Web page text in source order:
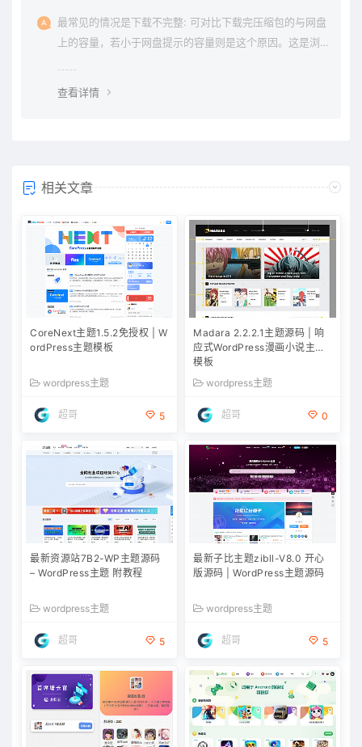
最常见的情况是下载不完整: 可对比下载完压缩包的与网盘
上的容量，若小于网盘提示的容量则是这个原因。这是浏
查看详情
相关文章
CoreNext主题1.5.2免授权 | W
ordPress主题模板
wordpress主题
超哥 5
Madara 2.2.2.1主题源码 | 响
应式WordPress漫画小说主题
模板
wordpress主题
超哥 0
最新资源站7B2-WP主题源码
– WordPress主题 附教程
wordpress主题
超哥 5
最新子比主题zibll-V8.0 开心
版源码 | WordPress主题源码
wordpress主题
超哥 5